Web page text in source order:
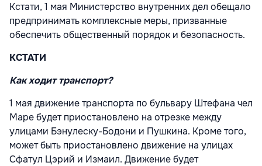
Кстати, 1 мая Министерство внутренних дел обещало
предпринимать комплексные меры, призванные
обеспечить общественный порядок и безопасность.
КСТАТИ
Как ходит транспорт?
1 мая движение транспорта по бульвару Штефана чел
Маре будет приостановлено на отрезке между
улицами Бэнулеску-Бодони и Пушкина. Кроме того,
может быть приостановлено движение на улицах
Сфатул Цэрий и Измаил. Движение будет